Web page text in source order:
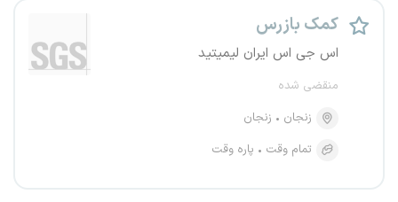
کمک بازرس
اس جی اس ایران لیمیتید
منقضی شده
زنجان
زنجان
تمام وقت
پاره وقت